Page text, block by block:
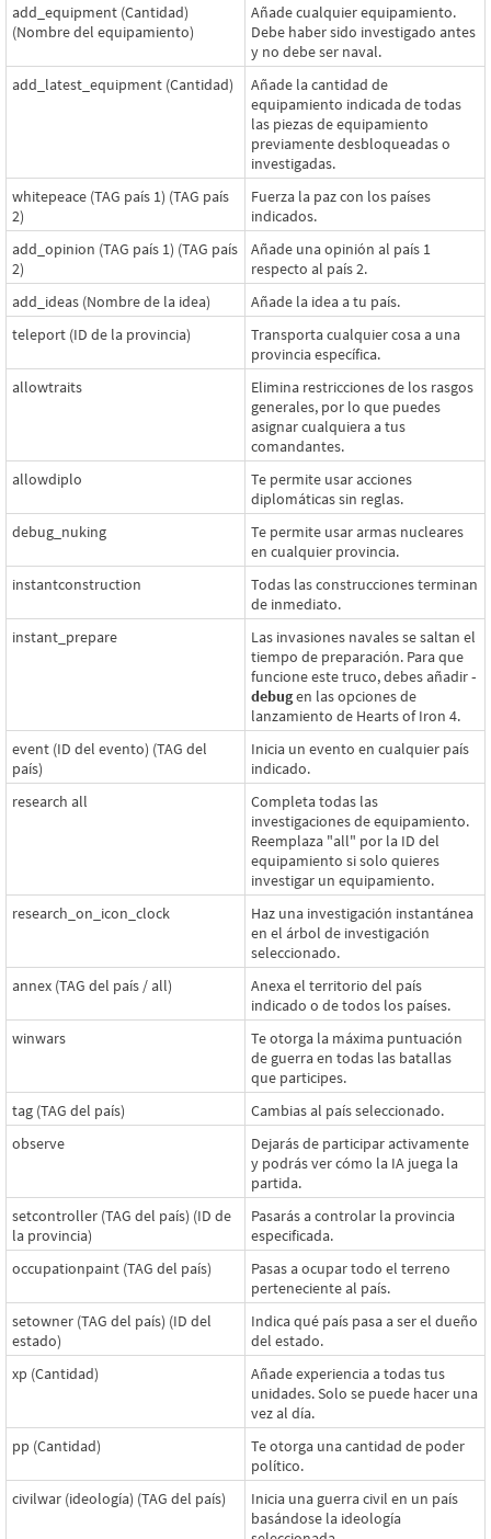
add_equipment (Cantidad)
(Nombre del equipamiento)
Añade cualquier equipamiento.
Debe haber sido investigado antes
y no debe ser naval.
add_latest_equipment (Cantidad)
Añade la cantidad de
equipamiento indicada de todas
las piezas de equipamiento
previamente desbloqueadas o
investigadas.
whitepeace (TAG país 1) (TAG país
2)
Fuerza la paz con los países
indicados.
add_opinion (TAG país 1) (TAG país
2)
Añade una opinión al país 1
respecto al país 2.
add_ideas (Nombre de la idea)
Añade la idea a tu país.
teleport (ID de la provincia)
Transporta cualquier cosa a una
provincia específica.
allowtraits
Elimina restricciones de los rasgos
generales, por lo que puedes
asignar cualquiera a tus
comandantes.
allowdiplo
Te permite usar acciones
diplomáticas sin reglas.
debug_nuking
Te permite usar armas nucleares
en cualquier provincia.
instantconstruction
Todas las construcciones terminan
de inmediato.
instant_prepare
Las invasiones navales se saltan el
tiempo de preparación. Para que
funcione este truco, debes añadir-
debugen las opciones de
lanzamiento de Hearts of Iron 4.
event (ID del evento) (TAG del
país)
Inicia un evento en cualquier país
indicado.
research all
Completa todas las
investigaciones de equipamiento.
Reemplaza "all" por la ID del
equipamiento si solo quieres
investigar un equipamiento.
research_on_icon_clock
Haz una investigación instantánea
en el árbol de investigación
seleccionado.
annex (TAG del país / all)
Anexa el territorio del país
indicado o de todos los países.
winwars
Te otorga la máxima puntuación
de guerra en todas las batallas
que participes.
tag (TAG del país)
Cambias al país seleccionado.
observe
Dejarás de participar activamente
y podrás ver cómo la IA juega la
partida.
setcontroller (TAG del país) (ID de
la provincia)
Pasarás a controlar la provincia
especificada.
occupationpaint (TAG del país)
Pasas a ocupar todo el terreno
perteneciente al país.
setowner (TAG del país) (ID del
estado)
Indica qué país pasa a ser el dueño
del estado.
xp (Cantidad)
Añade experiencia a todas tus
unidades. Solo se puede hacer una
vez al día.
pp (Cantidad)
Te otorga una cantidad de poder
político.
civilwar (ideología) (TAG del país)
Inicia una guerra civil en un país
basándose la ideología